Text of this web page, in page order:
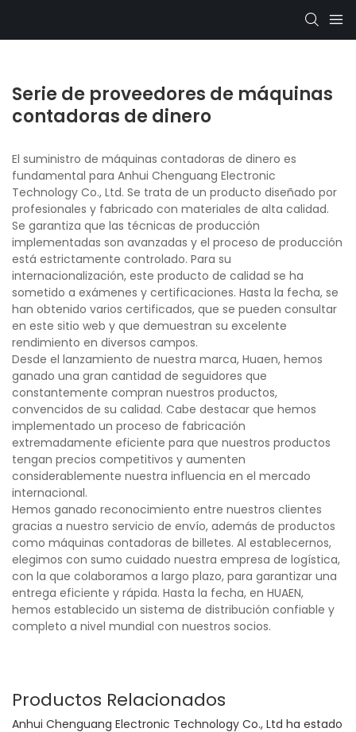
Serie de proveedores de máquinas
contadoras de dinero
El suministro de máquinas contadoras de dinero es
fundamental para Anhui Chenguang Electronic
Technology Co., Ltd. Se trata de un producto diseñado por
profesionales y fabricado con materiales de alta calidad.
Se garantiza que las técnicas de producción
implementadas son avanzadas y el proceso de producción
está estrictamente controlado. Para su
internacionalización, este producto de calidad se ha
sometido a exámenes y certificaciones. Hasta la fecha, se
han obtenido varios certificados, que se pueden consultar
en este sitio web y que demuestran su excelente
rendimiento en diversos campos.
Desde el lanzamiento de nuestra marca, Huaen, hemos
ganado una gran cantidad de seguidores que
constantemente compran nuestros productos,
convencidos de su calidad. Cabe destacar que hemos
implementado un proceso de fabricación
extremadamente eficiente para que nuestros productos
tengan precios competitivos y aumenten
considerablemente nuestra influencia en el mercado
internacional.
Hemos ganado reconocimiento entre nuestros clientes
gracias a nuestro servicio de envío, además de productos
como máquinas contadoras de billetes. Al establecernos,
elegimos con sumo cuidado nuestra empresa de logística,
con la que colaboramos a largo plazo, para garantizar una
entrega eficiente y rápida. Hasta la fecha, en HUAEN,
hemos establecido un sistema de distribución confiable y
completo a nivel mundial con nuestros socios.
Productos Relacionados
Anhui Chenguang Electronic Technology Co., Ltd ha estado